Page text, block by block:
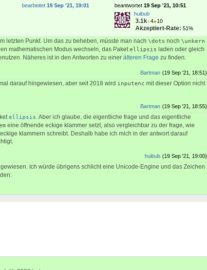
beantwortet 19 Sep '21, 10:51
huibub
3.1k●4●10
Akzeptiert-Rate: 51%
bearbeitet 19 Sep '21, 19:01
letzten Punkt. Um das zu beheben, müsste man nach \dots noch \unkern
mathematischen Modus wechseln, das Paketellipsis laden oder gleich
Näheres ist in den Antworten zu einer älteren Frage zu finden.
(19 Sep '21, 18:51)
Bartman
darauf hingewiesen, aber seit 2018 wird inputenc mit dieser Option nicht
(19 Sep '21, 18:55)
Bartman
ellipsis. Aber ich glaube, die eigentliche frage und das eigentliche
eine öffnende eckige klammer setzt, also vergleichbar zu der frage, wie
klammern schreibt. Deshalb habe ich mich in der antwort darauf
(19 Sep '21, 19:00)
huibub
Ich würde übrigens schlicht eine Unicode-Engine und das Zeichen